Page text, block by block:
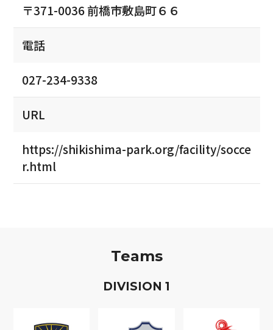
〒371-0036 前橋市敷島町６６
電話
027-234-9338
URL
https://shikishima-park.org/facility/socce
r.html
Teams
DIVISION 1